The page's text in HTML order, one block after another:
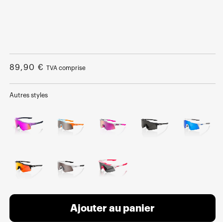
le
média
1
une
fenêtre
modale
Prix
89,90 € TVA comprise
Autres styles
Ajouter au panier